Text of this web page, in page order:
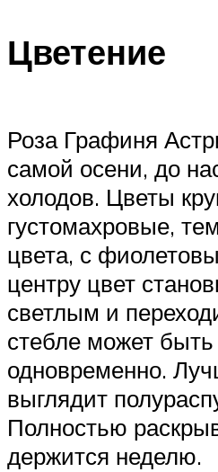
Цветение
Роза Графиня
самой осени, до
холодов. Цветы
густомахровые,
цвета, с
центру цвет
светлым и
стебле может
одновременно.
выглядит
Полностью
держится неделю.